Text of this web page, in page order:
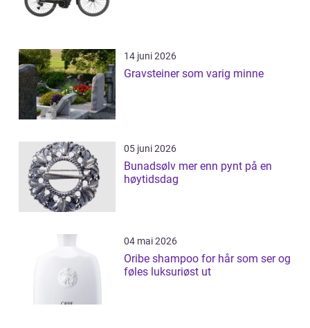
14 juni 2026
Gravsteiner som varig minne
05 juni 2026
Bunadsølv mer enn pynt på en
høytidsdag
04 mai 2026
Oribe shampoo for hår som ser og
føles luksuriøst ut